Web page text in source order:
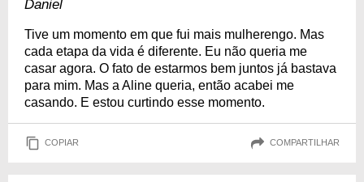
Daniel
Tive um momento em que fui mais mulherengo. Mas
cada etapa da vida é diferente. Eu não queria me
casar agora. O fato de estarmos bem juntos já bastava
para mim. Mas a Aline queria, então acabei me
casando. E estou curtindo esse momento.
COPIAR COMPARTILHAR